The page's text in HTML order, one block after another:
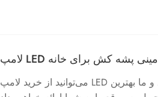
لامپ LED مینی پشه کش برای خانه
می‌توانید از خرید لامپ LED مینی پشه‌کش خانگی از کارخانه سندی مطمئن باشید و ما بهترین